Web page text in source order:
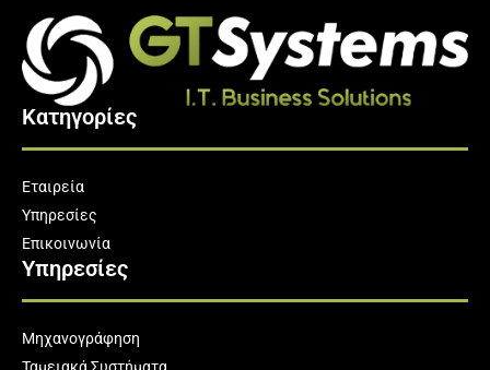
Κατηγορίες
Εταιρεία
Υπηρεσίες
Επικοινωνία
Υπηρεσίες
Μηχανογράφηση